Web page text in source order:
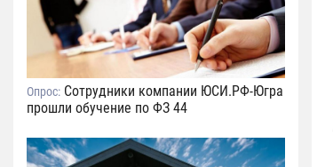
Опрос: Сотрудники компании ЮСИ.РФ-Югра
прошли обучение по ФЗ 44